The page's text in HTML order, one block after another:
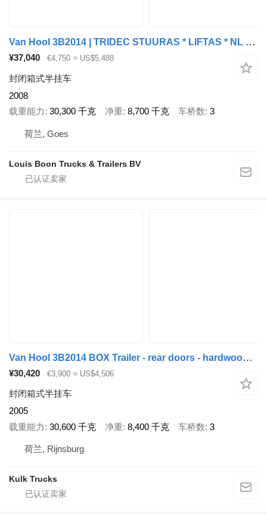
Van Hool 3B2014 | TRIDEC STUURAS * LIFTAS * NL TRAILER * KLEP DEFECT
¥37,040 €4,750 ≈ US$5,488
封闭箱式半挂车
2008
载重能力 30,300 千克 净重 8,700 千克 车桥数 3
荷兰, Goes
Louis Boon Trucks & Trailers BV
Van Hool 3B2014 BOX Trailer - rear doors - hardwood floor
¥30,420 €3,900 ≈ US$4,506
封闭箱式半挂车
2005
载重能力 30,600 千克 净重 8,400 千克 车桥数 3
荷兰, Rijnsburg
Kulk Trucks